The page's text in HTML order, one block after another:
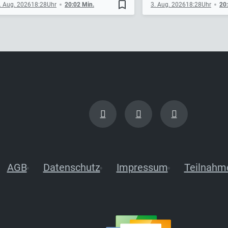
Aug. 202618:28 20:02 Min. bookmark_border 3. Aug. 202618:28
AGB Datenschutz Impressum